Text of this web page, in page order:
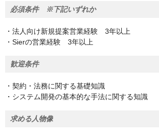
必須条件 ※下記いずれか
・法人向け新規提案営業経験 3年以上
・Sierの営業経験 3年以上
歓迎条件
・契約・法務に関する基礎知識
・システム開発の基本的な手法に関する知識
求める人物像